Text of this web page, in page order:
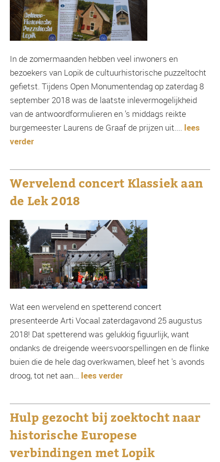
In de zomermaanden hebben veel inwoners en
bezoekers van Lopik de cultuurhistorische puzzeltocht
gefietst. Tijdens Open Monumentendag op zaterdag 8
september 2018 was de laatste inlevermogelijkheid
van de antwoordformulieren en ’s middags reikte
burgemeester Laurens de Graaf de prijzen uit.... lees
verder
Wervelend concert Klassiek aan
de Lek 2018
Wat een wervelend en spetterend concert
presenteerde Arti Vocaal zaterdagavond 25 augustus
2018! Dat spetterend was gelukkig figuurlijk, want
ondanks de dreigende weersvoorspellingen en de flinke
buien die de hele dag overkwamen, bleef het 's avonds
droog, tot net aan... lees verder
Hulp gezocht bij zoektocht naar
historische Europese
verbindingen met Lopik